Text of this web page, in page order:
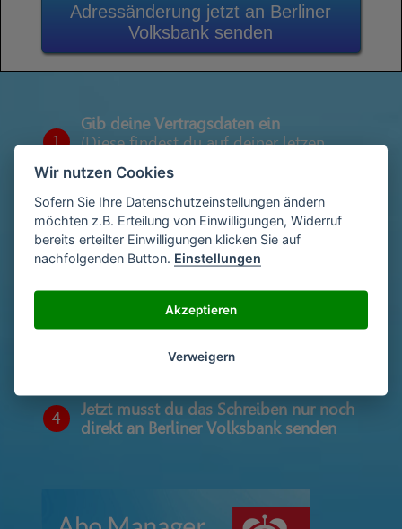
Adressänderung jetzt an Berliner
Volksbank senden
1
Gib deine Vertragsdaten ein
(Diese findest du auf deiner letzen
Abrechnung)
2
Gib deinen Namen und deine Adresse
ein
3
Unterschriebe das Schreiben mit deinem
4
Jetzt musst du das Schreiben nur noch
direkt an Berliner Volksbank senden
Wir nutzen Cookies
Sofern Sie Ihre Datenschutzeinstellungen ändern
möchten z.B. Erteilung von Einwilligungen, Widerruf
bereits erteilter Einwilligungen klicken Sie auf
nachfolgenden Button. Einstellungen
Akzeptieren
Verweigern